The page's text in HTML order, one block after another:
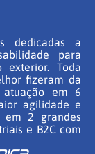
dedicadas a
para
Toda
fizeram da
atuação em 6
agilidade e
em 2 grandes
e B2C com